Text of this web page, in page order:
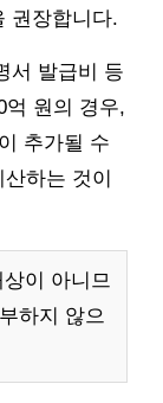
권장합니다.
서 발급비 등
억 원의 경우,
추가될 수
하는 것이
이 아니므
하지 않으